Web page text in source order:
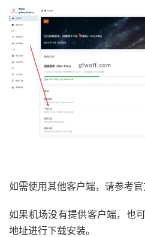
如需使用其他客户端，请参考官
如果机场没有提供客户端，也
地址进行下载安装。